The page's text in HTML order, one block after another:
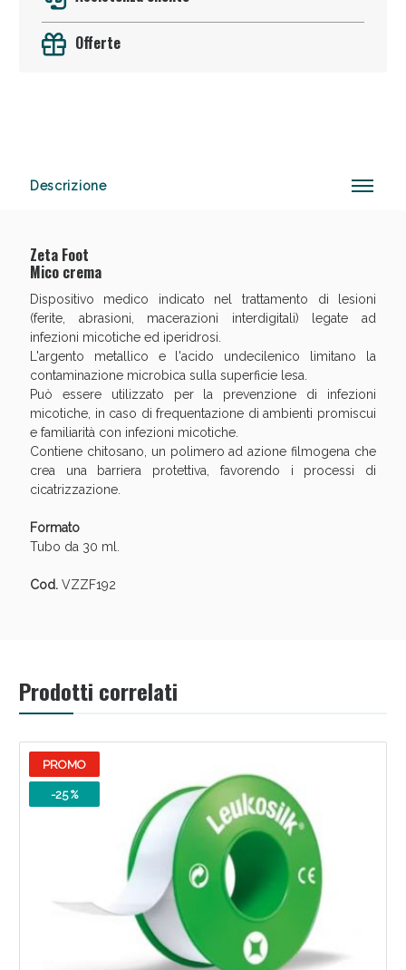
Offerte
Descrizione
Zeta Foot
Mico crema
Dispositivo medico indicato nel trattamento di lesioni
(ferite, abrasioni, macerazioni interdigitali) legate ad
infezioni micotiche ed iperidrosi.
L'argento metallico e l'acido undecilenico limitano la
contaminazione microbica sulla superficie lesa.
Può essere utilizzato per la prevenzione di infezioni
micotiche, in caso di frequentazione di ambienti promiscui
e familiarità con infezioni micotiche.
Contiene chitosano, un polimero ad azione filmogena che
crea una barriera protettiva, favorendo i processi di
cicatrizzazione.
Formato
Tubo da 30 ml.
Cod.VZZF192
Prodotti correlati
PROMO
-25 %
Vie Urinarie e Prostata: Sconti fino al 45% oggi!